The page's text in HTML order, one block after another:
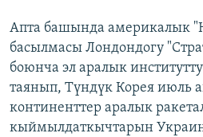
Апта башында америкалык
басылмасы Лондондогу
боюнча эл аралык
таянып, Түндүк Корея июль
континенттер аралык
кыймылдаткычтарын